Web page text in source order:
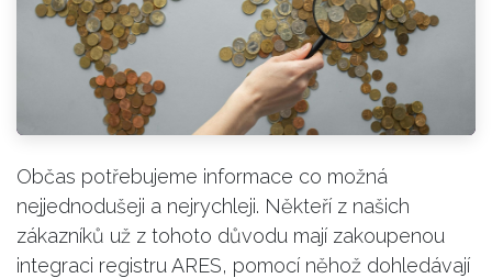
Občas potřebujeme informace co možná
nejjednodušeji a nejrychleji. Někteří z našich
zákazníků už z tohoto důvodu mají zakoupenou
integraci registru ARES, pomocí něhož dohledávají